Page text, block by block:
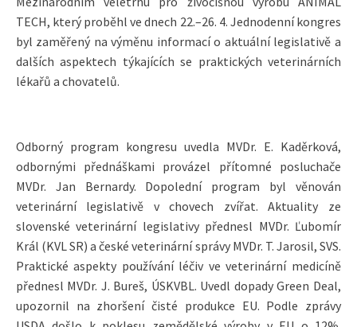
TECH, který proběhl ve dnech 22.–26. 4. Jednodenní kongres
byl zaměřený na výměnu informací o aktuální legislativě a
dalších aspektech týkajících se praktických veterinárních
lékařů a chovatelů.
Odborný program kongresu uvedla MVDr. E. Kaděrková,
odbornými přednáškami provázel přítomné posluchače
MVDr. Jan Bernardy. Dopolední program byl věnován
veterinární legislativě v chovech zvířat. Aktuality ze
slovenské veterinární legislativy přednesl MVDr. Ľubomír
Král (KVL SR) a české veterinární správy MVDr. T. Jarosil, SVS.
Praktické aspekty používání léčiv ve veterinární medicíně
přednesl MVDr. J. Bureš, ÚSKVBL. Uvedl dopady Green Deal,
upozornil na zhoršení čisté produkce EU. Podle zprávy